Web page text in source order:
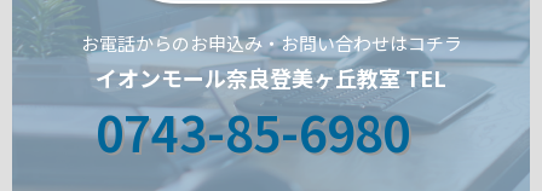
お電話からのお申込み・お問い合わせはコチラ
イオンモール奈良登美ヶ丘教室 TEL
0743-85-6980